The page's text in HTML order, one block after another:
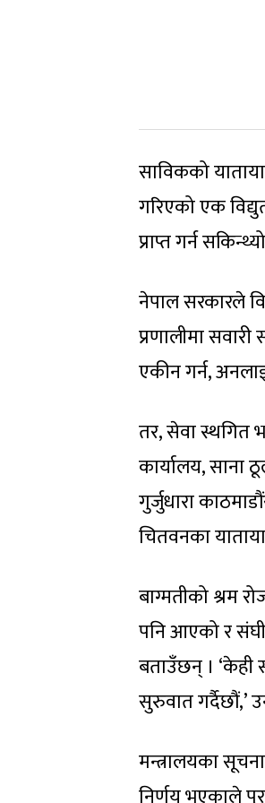
साविकको
गरिएको एक
प्राप्त गर्न
नेपाल सरकारले
प्रणालीमा
एकीन गर्न,
तर, सेवा स्थगित
कार्यालय, साना
गुर्जुधारा
चितवनका
बाग्मतीको श्रम
पनि आएको र
बताउँछन् । ‘केही
सुरुवात गर्दैछौं,’
मन्त्रालयका